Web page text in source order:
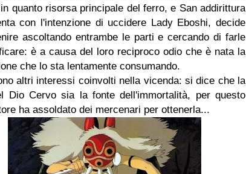
quanto risorsa principale del ferro, e San addirittura
con l'intenzione di uccidere Lady Eboshi, decide
ascoltando entrambe le parti e cercando di farle
è a causa del loro reciproco odio che è nata la
che lo sta lentamente consumando.
altri interessi coinvolti nella vicenda: si dice che la
Dio Cervo sia la fonte dell'immortalità, per questo
ha assoldato dei mercenari per ottenerla...